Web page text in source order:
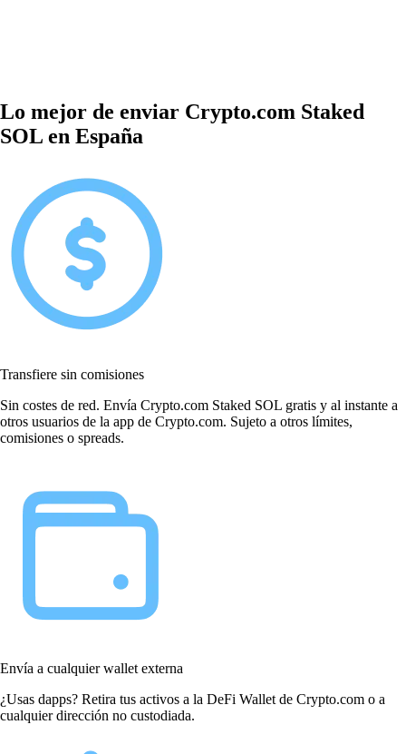
Lo mejor de enviar Crypto.com Staked
SOL en España
Transfiere sin comisiones
Sin costes de red. Envía Crypto.com Staked SOL gratis y al instante a
otros usuarios de la app de Crypto.com. Sujeto a otros límites,
comisiones o spreads.
Envía a cualquier wallet externa
¿Usas dapps? Retira tus activos a la DeFi Wallet de Crypto.com o a
cualquier dirección no custodiada.